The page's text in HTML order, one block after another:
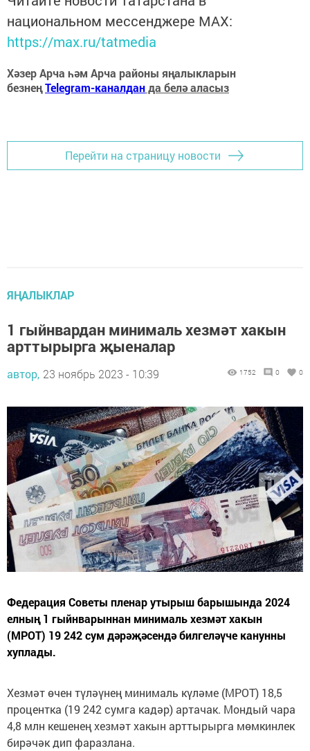
национальном мессенджере MАХ:
https://max.ru/tatmedia
Хәзер Арча һәм Арча районы яңалыкларын
безнеңTelegram-каналданда белә аласыз
Перейти на страницу новости
ЯҢАЛЫКЛАР
1 гыйнвардан минималь хезмәт хакын
арттырырга җыеналар
автор, 23 ноябрь 2023 - 10:39 1752 0 0
Федерация Советы пленар утырыш барышында 2024
елның 1 гыйнварыннан минималь хезмәт хакын
(МРОТ) 19 242 сум дәрәҗәсендә билгеләүче канунны
хуплады.
Хезмәт өчен түләүнең минималь күләме (МРОТ) 18,5
процентка (19 242 сумга кадәр) артачак. Мондый чара
4,8 млн кешенең хезмәт хакын арттырырга мөмкинлек
бирәчәк дип фаразлана.